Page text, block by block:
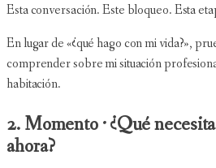
Esta conversación. Este bloqueo. Esta
En lugar de «¿qué hago con mi vida?»,
comprender sobre mi situación
habitación.
2. Momento · ¿Qué
ahora?